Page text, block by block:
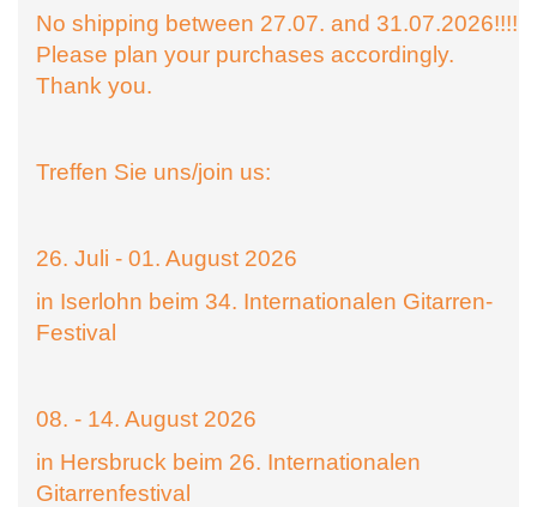
No shipping between 27.07. and 31.07.2026!!!!
Please plan your purchases accordingly.
Thank you.
Treffen Sie uns/join us:
26. Juli - 01. August 2026
in Iserlohn beim 34. Internationalen Gitarren-
Festival
08. - 14. August 2026
in Hersbruck beim 26. Internationalen
Gitarrenfestival